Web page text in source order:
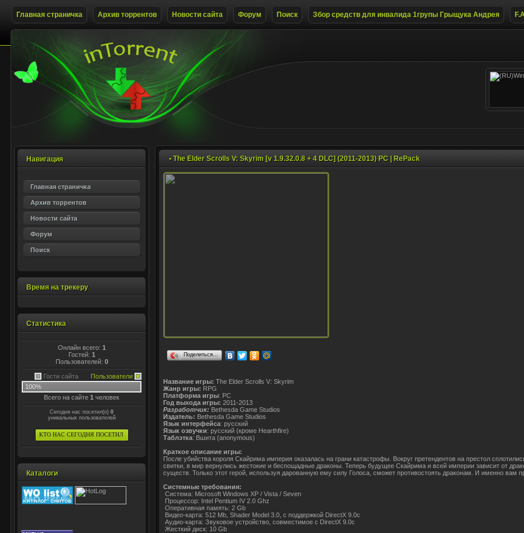
Главная страничка Архив торрентов Новости сайта Форум Поиск Збор средств для инвалида 1групы Грыщука Андрея
Навигация
Главная страничка
Архив торрентов
Новости сайта
Форум
Поиск
Время на трекеру
Статистика
Онлайн всего: 1
Гостей: 1
Пользователей: 0
Пользователи
Гости сайта
100%
Всего на сайте 1 человек
Сегодня нас посетил(о) 0
уникальных пользователей
КТО НАС СЕГОДНЯ ПОСЕТИЛ
Каталоги
• The Elder Scrolls V: Skyrim [v 1.9.32.0.8 + 4 DLC] (2011-2013) PC | RePack
Поделиться…
Название игры: The Elder Scrolls V: Skyrim
Жанр игры: RPG
Платформа игры: PC
Год выхода игры: 2011-2013
Разработчик: Bethesda Game Studios
Издатель: Bethesda Game Studios
Язык интерфейса: русский
Язык озвучки: русский (кроме Hearthfire)
Таблэтка: Вшита (anonymous)
Краткое описание игры:
После убийства короля Скайрима империя оказалась на грани катастрофы. Вокруг претендентов на престол
свитки, в мир вернулись жестокие и беспощадные драконы. Теперь будущее Скайрима и всей империи зависит от
существ. Только этот герой, используя дарованную ему силу Голоса, сможет противостоять драконам. И именно вам
Системные требования:
Система: Microsoft Windows XP / Vista / Seven
Процессор: Intel Pentium IV 2.0 Ghz
Оперативная память: 2 Gb
Видео-карта: 512 Mb, Shader Model 3.0, c поддержкой DirectX 9.0c
Аудио-карта: Звуковое устройство, совместимое с DirectX 9.0с
Жесткий диск: 10 Gb